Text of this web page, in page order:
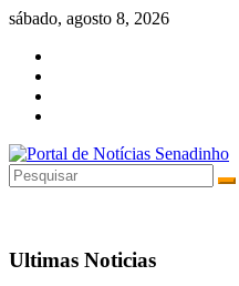
Pular
conteúdo
sábado, agosto 8, 2026
Ultimas Noticias